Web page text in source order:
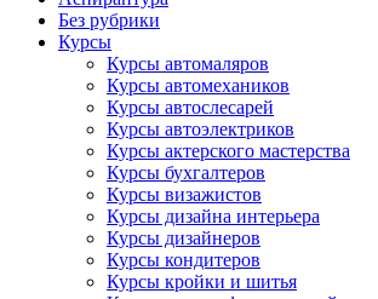
Без рубрики
Курсы
Курсы автомаляров
Курсы автомехаников
Курсы автослесарей
Курсы автоэлектриков
Курсы актерского мастерства
Курсы бухгалтеров
Курсы визажистов
Курсы дизайна интерьера
Курсы дизайнеров
Курсы кондитеров
Курсы кройки и шитья